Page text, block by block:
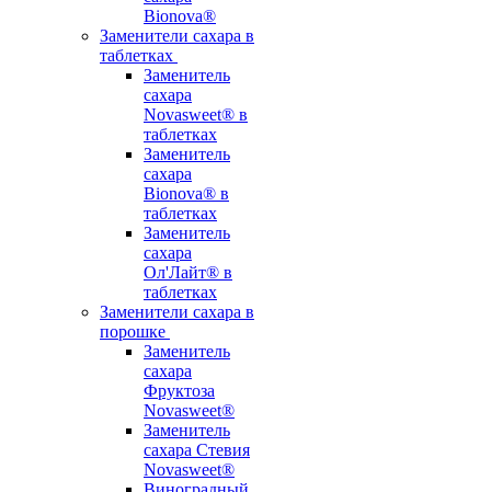
Bionova®
Заменители сахара в
таблетках
Заменитель
сахара
Novasweet® в
таблетках
Заменитель
сахара
Bionova® в
таблетках
Заменитель
сахара
Ол'Лайт® в
таблетках
Заменители сахара в
порошке
Заменитель
сахара
Фруктоза
Novasweet®
Заменитель
сахара Стевия
Novasweet®